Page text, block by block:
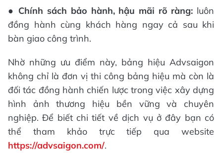
● Chính sách bảo hành, hậu mãi rõ ràng: luôn
đồng hành cùng khách hàng ngay cả sau khi
bàn giao công trình.
Nhờ những ưu điểm này, bảng hiệu Advsaigon
không chỉ là đơn vị thi công bảng hiệu mà còn là
đối tác đồng hành chiến lược trong việc xây dựng
hình ảnh thương hiệu bền vững và chuyên
nghiệp. Để biết chi tiết về dịch vụ ở đây bạn có
thể tham khảo trực tiếp qua website
https://advsaigon.com/.